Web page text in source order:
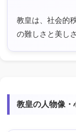
教皇は、社会的
の難しさと美し
教皇の人物像・